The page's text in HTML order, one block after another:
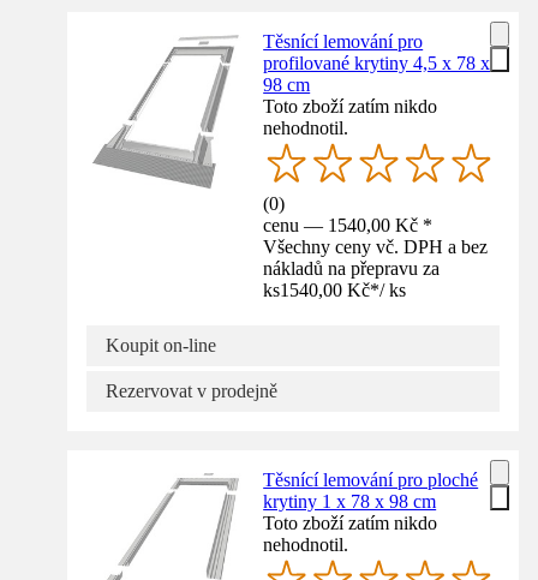
Těsnící lemování pro
profilované krytiny 4,5 x 78 x
98 cm
Toto zboží zatím nikdo
nehodnotil.
(0)
cenu — 1540,00 Kč *
Všechny ceny vč. DPH a bez
nákladů na přepravu za
ks1540,00 Kč*/ ks
Koupit on-line
Rezervovat v prodejně
Těsnící lemování pro ploché
krytiny 1 x 78 x 98 cm
Toto zboží zatím nikdo
nehodnotil.